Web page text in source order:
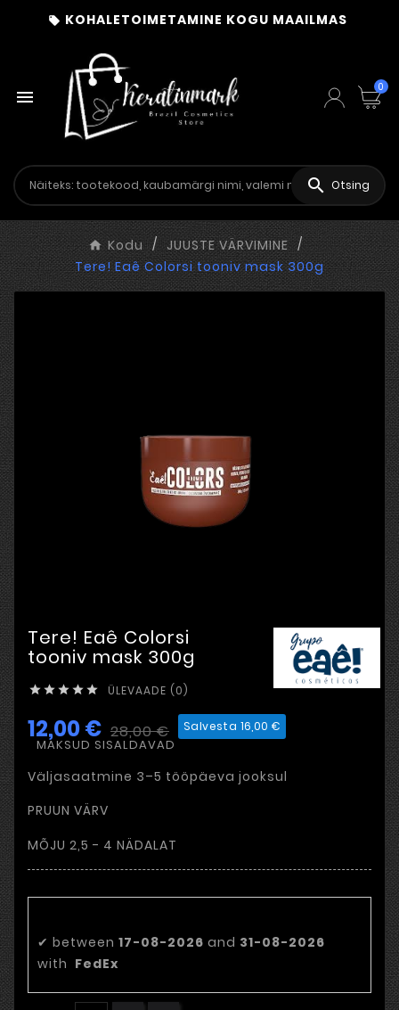
 KOHALETOIMETAMINE KOGU MAAILMAS
 0
 Otsing
Kodu
JUUSTE VÄRVIMINE
Tere! Eaê Colorsi tooniv mask 300g
Tere! Eaê Colorsi
tooniv mask 300g
     ÜLEVAADE (0)
12,00 € 28,00 € Salvesta 16,00 €
MAKSUD SISALDAVAD
Väljasaatmine 3–5 tööpäeva jooksul
PRUUN VÄRV
MÕJU 2,5 - 4 NÄDALAT
✔ between 17-08-2026 and 31-08-2026
with FedEx